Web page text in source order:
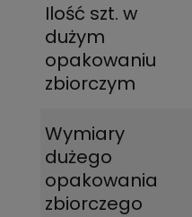
Ilość szt. w
dużym
opakowaniu
zbiorczym
Wymiary
dużego
opakowania
zbiorczego